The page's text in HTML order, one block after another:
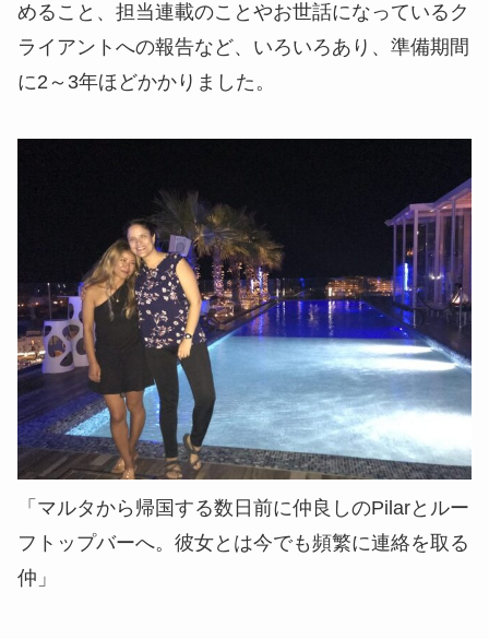
めること、担当連載のことやお世話になっているク
ライアントへの報告など、いろいろあり、準備期間
に2～3年ほどかかりました。
「マルタから帰国する数日前に仲良しのPilarとルー
フトップバーへ。彼女とは今でも頻繁に連絡を取る
仲」